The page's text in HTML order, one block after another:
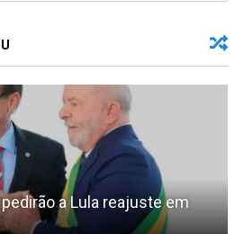
a Lula reajuste em